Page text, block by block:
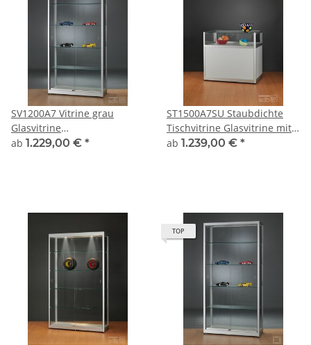
SV1200A7 Vitrine grau
Glasvitrine
Ausstellungsvitrine
ab 1.229,00 € *
ST1500A7SU Staubdichte
Tischvitrine Glasvitrine mit
Unterbau Alu Silber
ab 1.239,00 € *
TOP